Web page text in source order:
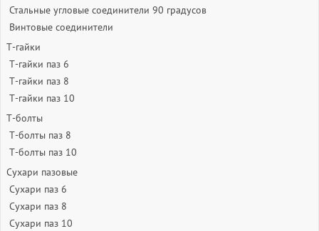
Стальные угловые соединители 90 градусов
Винтовые соединители
Т-гайки
Т-гайки паз 6
Т-гайки паз 8
Т-гайки паз 10
Т-болты
Т-болты паз 8
Т-болты паз 10
Сухари пазовые
Сухари паз 6
Сухари паз 8
Сухари паз 10